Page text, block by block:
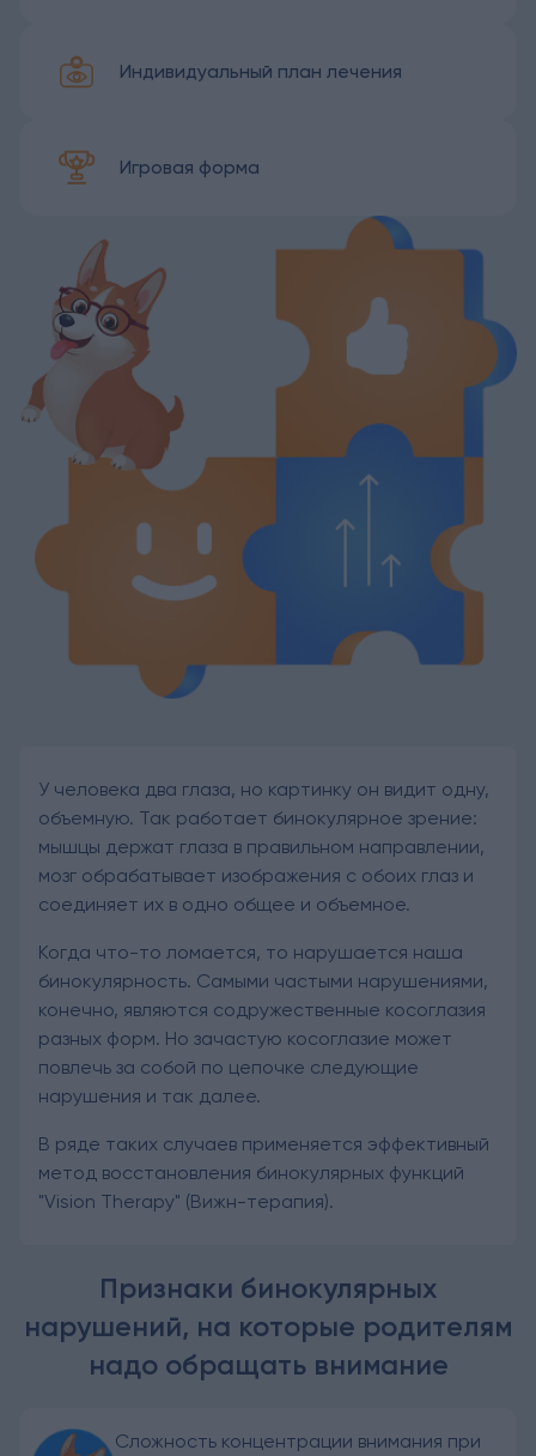
Индивидуальный план лечения
Игровая форма
У человека два глаза, но картинку он видит одну,
объемную. Так работает бинокулярное зрение:
мышцы держат глаза в правильном направлении,
мозг обрабатывает изображения с обоих глаз и
соединяет их в одно общее и объемное.
Когда что-то ломается, то нарушается наша
бинокулярность. Самыми частыми нарушениями,
конечно, являются содружественные косоглазия
разных форм. Но зачастую косоглазие может
повлечь за собой по цепочке следующие
нарушения и так далее.
В ряде таких случаев применяется эффективный
метод восстановления бинокулярных функций
"Vision Therapy" (Вижн-терапия).
Признаки бинокулярных
нарушений, на которые родителям
надо обращать внимание
Сложность концентрации внимания при